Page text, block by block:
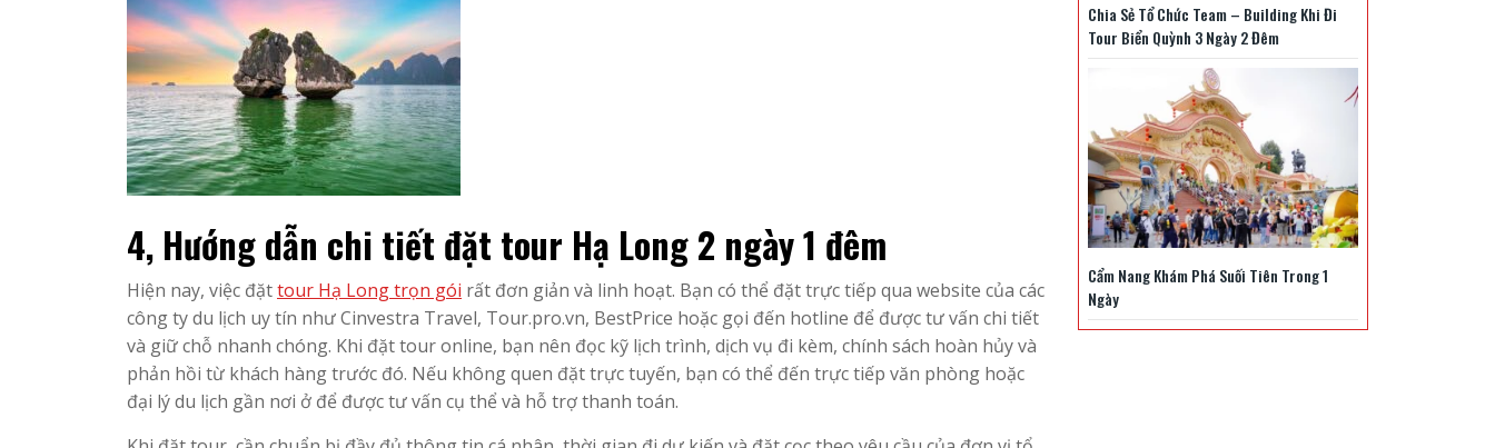
4, Hướng dẫn chi tiết đặt tour Hạ Long 2 ngày 1 đêm
Hiện nay, việc đặttour Hạ Long trọn gói rất đơn giản và linh hoạt. Bạn có thể đặt trực tiếp qua website của các
công ty du lịch uy tín như Cinvestra Travel, Tour.pro.vn, BestPrice hoặc gọi đến hotline để được tư vấn chi tiết
và giữ chỗ nhanh chóng. Khi đặt tour online, bạn nên đọc kỹ lịch trình, dịch vụ đi kèm, chính sách hoàn hủy và
phản hồi từ khách hàng trước đó. Nếu không quen đặt trực tuyến, bạn có thể đến trực tiếp văn phòng hoặc
đại lý du lịch gần nơi ở để được tư vấn cụ thể và hỗ trợ thanh toán.
Chia Sẻ Tổ Chức Team – Building Khi Đi
Tour Biển Quỳnh 3 Ngày 2 Đêm
Cẩm Nang Khám Phá Suối Tiên Trong 1
Ngày